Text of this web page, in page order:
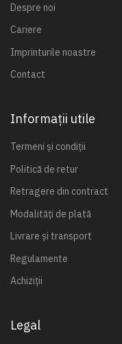
Despre noi
Cariere
Imprinturile noastre
Contact
Informații utile
Termeni și condiții
Politică de retur
Retragere din contract
Modalități de plată
Livrare și transport
Regulamente
Achiziții
Legal